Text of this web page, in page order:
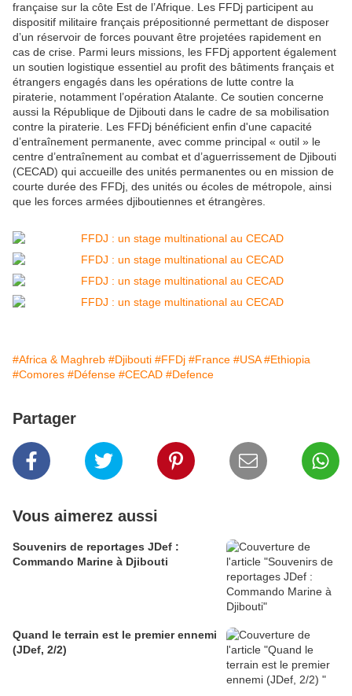
française sur la côte Est de l’Afrique. Les FFDj participent au
dispositif militaire français prépositionné permettant de disposer
d’un réservoir de forces pouvant être projetées rapidement en
cas de crise. Parmi leurs missions, les FFDj apportent également
un soutien logistique essentiel au profit des bâtiments français et
étrangers engagés dans les opérations de lutte contre la
piraterie, notamment l’opération Atalante. Ce soutien concerne
aussi la République de Djibouti dans le cadre de sa mobilisation
contre la piraterie. Les FFDj bénéficient enfin d'une capacité
d’entraînement permanente, avec comme principal « outil » le
centre d’entraînement au combat et d’aguerrissement de Djibouti
(CECAD) qui accueille des unités permanentes ou en mission de
courte durée des FFDj, des unités ou écoles de métropole, ainsi
que les forces armées djiboutiennes et étrangères.
#Africa & Maghreb #Djibouti #FFDj #France #USA #Ethiopia
#Comores #Défense #CECAD #Defence
Partager
Vous aimerez aussi
Souvenirs de reportages JDef :
Commando Marine à Djibouti
Quand le terrain est le premier ennemi
(JDef, 2/2)